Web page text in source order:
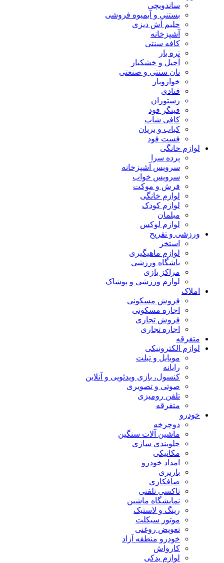
ساندویچی
بستنی و آبمیوه فروشی
حلیم آش دیزی
آشپزخانه
کافه سنتی
تره بار
آجیل و خشکبار
نان سنتی و صنعتی
خواروبار
قنادی
رستوران
فینگر فود
کافی شاپ
کباب و بریان
فست فود
لوازم خانگی
پرده سرا
سرویس آشپزخانه
سرویس خواب
فرش و موکت
لوازم خانگی
لوازم کودک
مبلمان
لوازم لوکس
ورزشی و تفریح
استخر
لوازم ماهیگیری
باشگاه ورزشی
مراکز بازی
لوازم ورزشی و پوشاک
املاک
فروش مسکونی
اجاره مسکونی
فروش تجاری
اجاره تجاری
متفرقه
لوازم الکترونیکی
موبایل و تبلت
رایانه
کنسول، بازی‌ ویدئویی و آنلاین
صوتی و تصویری
تلفن رومیزی
متفرقه
خودرو
دوچرخه
ماشین آلات سنگین
جلوبندی سازی
مکانیکی
امداد خودرو
باربری
صافکاری
تاکسی تلفنی
نمایشگاه ماشین
رینگ و لاستیک
موتور سیکلت
تعویض روغنی
خودرو منطقه آزاد
کارواش
لوازم یدکی